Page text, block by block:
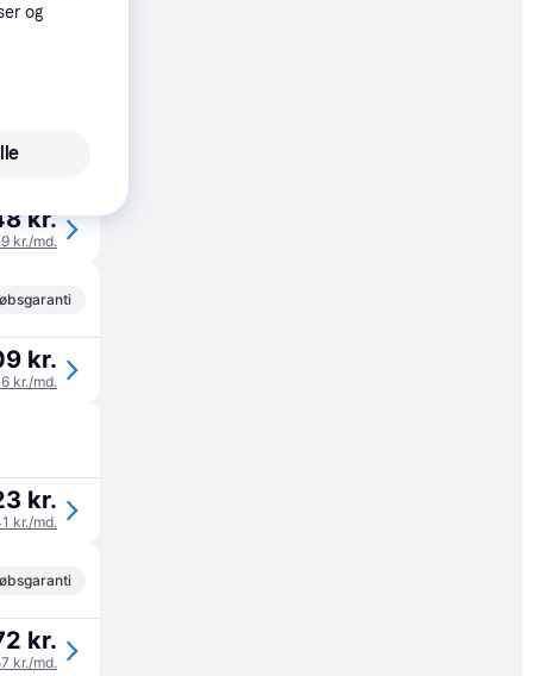
kr.
kr./md.
kr.
kr./md.
kr.
kr./md.
kr.
kr./md.
og